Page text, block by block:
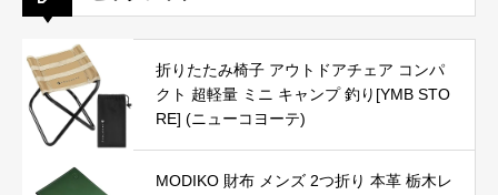
折りたたみ椅子 アウトドアチェア コンパ
クト 超軽量 ミニ キャンプ 釣り[YMB STO
RE] (ニューコヨーテ)
MODIKO 財布 メンズ 2つ折り 本革 栃木レ